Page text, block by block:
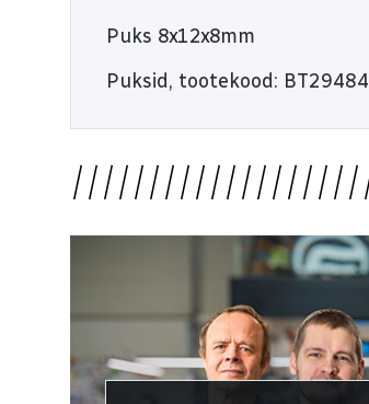
Puks 8x12x8mm
Puksid, tootekood: BT29484